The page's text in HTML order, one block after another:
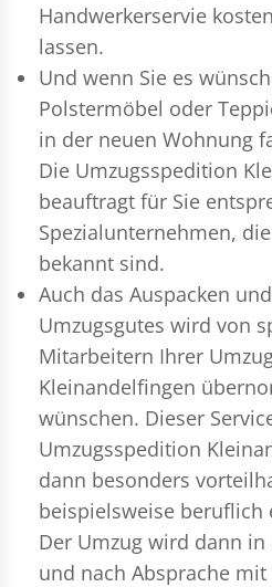
Handwerkerservie
lassen.
Und wenn Sie es
Polstermöbel oder
in der neuen Wohnung
Die Umzugsspedition
beauftragt für Sie
Spezialunternehmen,
bekannt sind.
Auch das Auspacken
Umzugsgutes wird von
Mitarbeitern Ihrer
Kleinandelfingen
wünschen. Dieser
Umzugsspedition
dann besonders
beispielsweise beruflich
Der Umzug wird dann
und nach Absprache